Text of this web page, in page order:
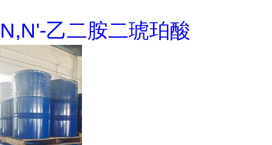
N,N'-乙二胺二琥珀酸